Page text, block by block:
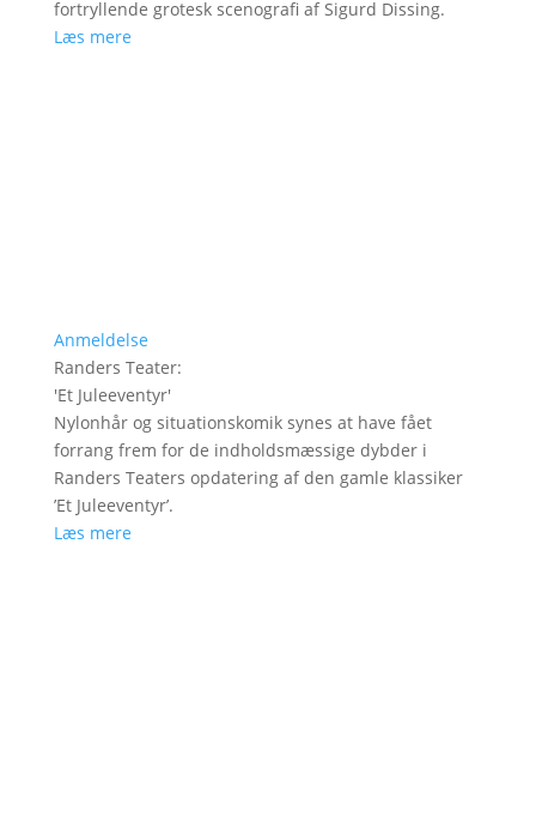
fortryllende grotesk scenografi af Sigurd Dissing.
Læs mere
Anmeldelse
Randers Teater:
'Et Juleeventyr'
Nylonhår og situationskomik synes at have fået
forrang frem for de indholdsmæssige dybder i
Randers Teaters opdatering af den gamle klassiker
’Et Juleeventyr’.
Læs mere